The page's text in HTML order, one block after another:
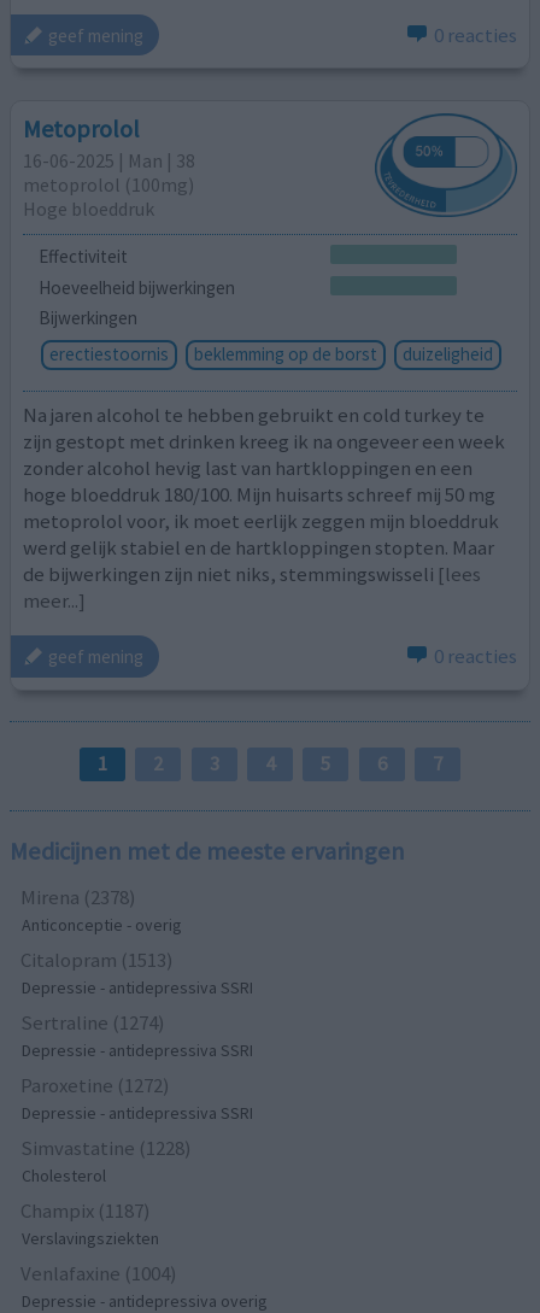
geef mening 0 reacties
Metoprolol
16-06-2025 | Man | 38
metoprolol (100mg)
Hoge bloeddruk
Effectiviteit
Hoeveelheid bijwerkingen
Bijwerkingen
erectiestoornis
beklemming op de borst duizeligheid
Na jaren alcohol te hebben gebruikt en cold turkey te
zijn gestopt met drinken kreeg ik na ongeveer een week
zonder alcohol hevig last van hartkloppingen en een
hoge bloeddruk 180/100. Mijn huisarts schreef mij 50 mg
metoprolol voor, ik moet eerlijk zeggen mijn bloeddruk
werd gelijk stabiel en de hartkloppingen stopten. Maar
de bijwerkingen zijn niet niks, stemmingswisseli [lees
meer...]
geef mening 0 reacties
1 2 3 4 5 6 7
Medicijnen met de meeste ervaringen
Mirena (2378)
Anticonceptie - overig
Citalopram (1513)
Depressie - antidepressiva SSRI
Sertraline (1274)
Depressie - antidepressiva SSRI
Paroxetine (1272)
Depressie - antidepressiva SSRI
Simvastatine (1228)
Cholesterol
Champix (1187)
Verslavingsziekten
Venlafaxine (1004)
Depressie - antidepressiva overig